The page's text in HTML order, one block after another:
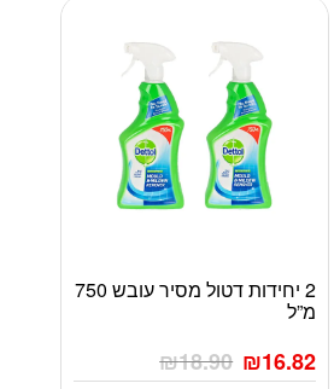
2 יחידות דטול מסיר עובש 750
מ”ל
₪18.90 ₪16.82